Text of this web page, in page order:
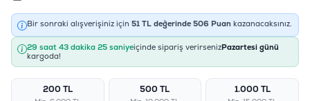
Bir sonraki alışverişiniz için 51 TL değerinde 506 Puan kazanacaksınız.
29 saat 43 dakika 25 saniyeiçinde sipariş verirsenizPazartesi günü
kargoda!
200 TL 500 TL 1.000 TL